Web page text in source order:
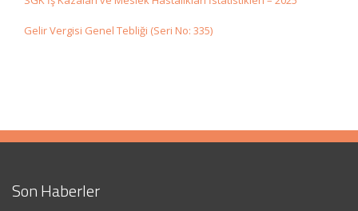
Gelir Vergisi Genel Tebliği (Seri No: 335)
Son Haberler